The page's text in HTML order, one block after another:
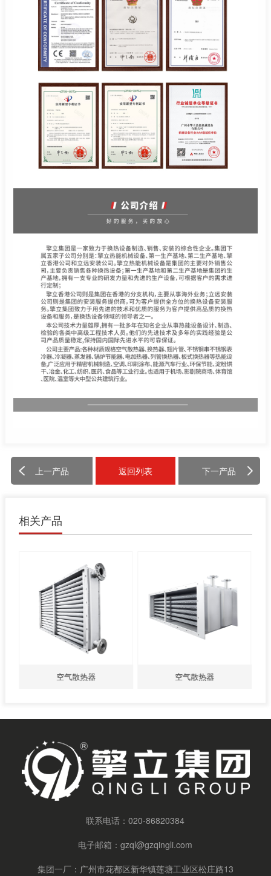
上一产品 返回列表 下一产品
相关产品
空气散热器 空气散热器
联系电话：020-86820384
电子邮箱：gzql@gzqingli.com
集团一厂：广州市花都区新华镇莲塘工业区松庄路13